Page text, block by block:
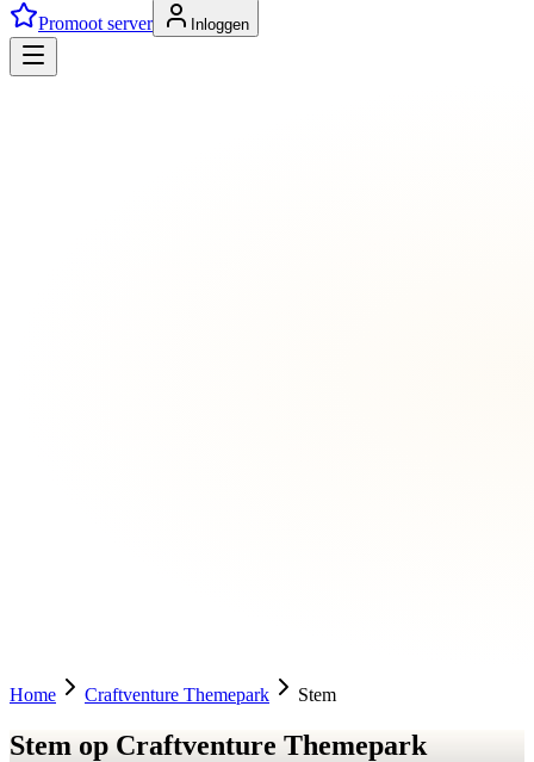
Promoot server Inloggen
Home Craftventure Themepark Stem
Stem op Craftventure Themepark